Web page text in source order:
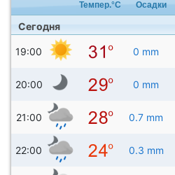
Темпер.°C Осадки
Сегодня
19:00 0 mm
20:00 0 mm
21:00 0.7 mm
22:00 0.3 mm